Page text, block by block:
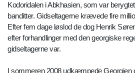
Kodoridalen i Abkhasien, som var
banditter. Gidseltagerne krævede fire
Efter fem dage løslod de dog Henrik
efter forhandlinger med den georgiske
gidseltagerne var.
I sommeren 2008 udkæmpede Georgien